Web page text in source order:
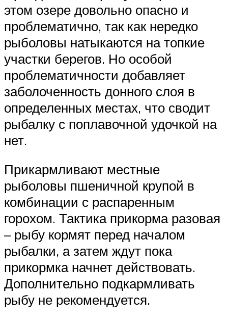
этом озере довольно опасно и
проблематично, так как нередко
рыболовы натыкаются на топкие
участки берегов. Но особой
проблематичности добавляет
заболоченность донного слоя в
определенных местах, что сводит
рыбалку с поплавочной удочкой на
нет.
Прикармливают местные
рыболовы пшеничной крупой в
комбинации с распаренным
горохом. Тактика прикорма разовая
– рыбу кормят перед началом
рыбалки, а затем ждут пока
прикормка начнет действовать.
Дополнительно подкармливать
рыбу не рекомендуется.